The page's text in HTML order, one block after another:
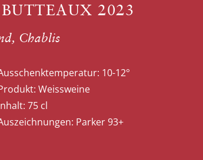
2023
Chablis
10-12°
Weissweine
75 cl
Parker 93+